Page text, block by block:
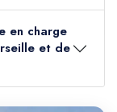
en charge
et de